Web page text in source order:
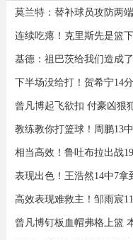
莫兰特：替补球员攻防两
连续吃瘪！克里斯先是篮
基德：祖巴茨给我们造成
下半场没给打！贺希宁14
曾凡博起飞欲扣 付豪凶狠
相当高效！鲁吐布拉出战
表现出色！王浩然14中7拿
高效表现难救主！邹雨宸
曾凡博钉板血帽弗格上篮